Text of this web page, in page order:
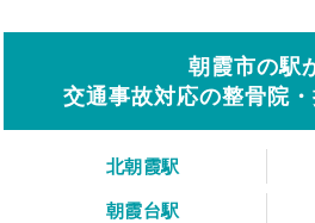
朝霞市の駅
交通事故対応の整骨院
北朝霞駅
朝霞台駅